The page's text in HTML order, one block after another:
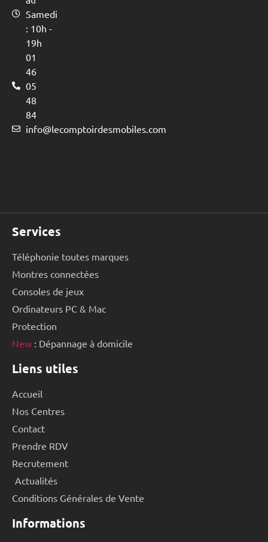
Samedi
: 10h -
19h
01
46
05
48
84
info@lecomptoirdesmobiles.com
Services
Téléphonie toutes marques
Montres connectées
Consoles de jeux
Ordinateurs PC & Mac
Protection
New : Dépannage à domicile
Liens utiles
Accueil
Nos Centres
Contact
Prendre RDV
Recrutement
Actualités
Conditions Générales de Vente
Informations